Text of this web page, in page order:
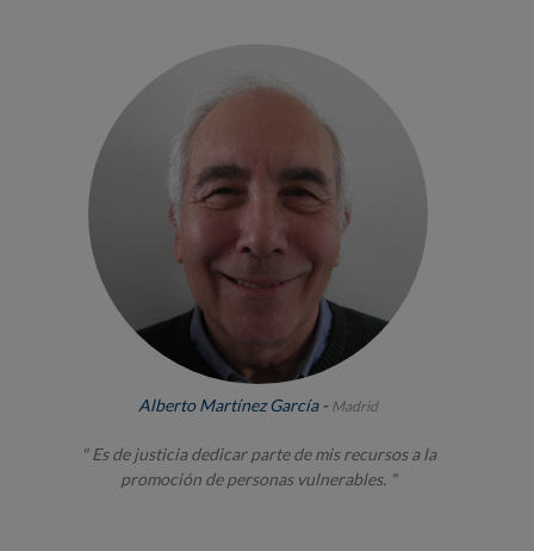
Alberto Martínez García - Madrid
" Es de justicia dedicar parte de mis recursos a la
promoción de personas vulnerables. "